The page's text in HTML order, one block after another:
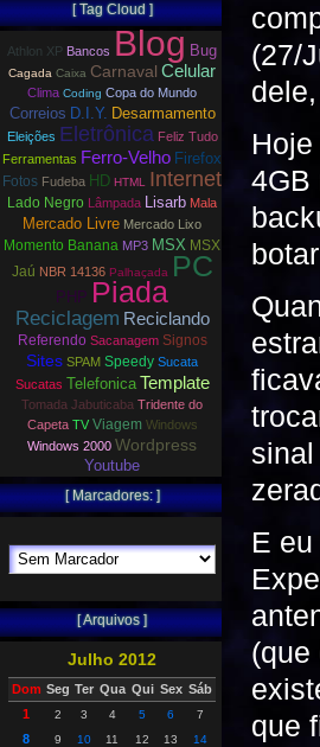
(27/
4GB
E
(que
que
[ Tag Cloud ]
Athlon XP Bancos Blog Bug
Cagada Caixa Carnaval Celular
Clima Coding Copa do Mundo
Correios D.I.Y. Desarmamento
Eleições Eletrônica Feliz Tudo
Ferramentas Ferro-Velho Firefox
Fotos Fudeba HD HTML Internet
Lado Negro Lâmpada Lisarb Mala
Mercado Livre Mercado Lixo
Momento Banana MP3 MSX MSX
Jaú NBR 14136 Palhaçada PC
PHP Piada
Reciclagem Reciclando
Referendo Sacanagem Signos
Sites SPAM Speedy Sucata
Sucatas Telefonica Template
Tomada Jabuticaba Tridente do
Capeta TV Viagem Windows
Windows 2000 Wordpress
Youtube
[ Marcadores: ]
[ Arquivos ]
Julho 2012
Dom Seg Ter Qua Qui Sex Sáb
1
2 3 4 5 6 7
8 9 10 11 12 13 14